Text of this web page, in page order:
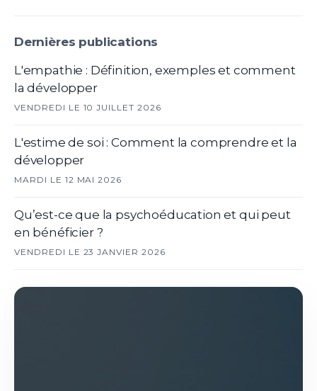
Dernières publications
L'empathie : Définition, exemples et comment
la développer
VENDREDI LE 10 JUILLET 2026
L'estime de soi : Comment la comprendre et la
développer
MARDI LE 12 MAI 2026
Qu’est-ce que la psychoéducation et qui peut
en bénéficier ?
VENDREDI LE 23 JANVIER 2026